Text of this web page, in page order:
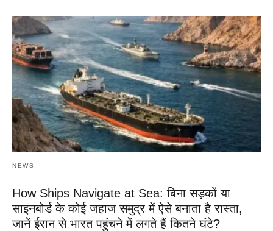
NEWS
How Ships Navigate at Sea: बिना सड़कों या
साइनबोर्ड के कोई जहाज समुद्र में ऐसे बनाता है रास्ता,
जानें ईरान से भारत पहुंचने में लगते हैं कितने घंटे?